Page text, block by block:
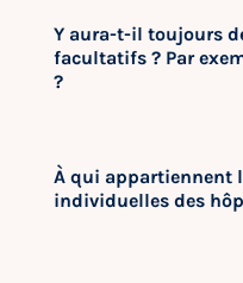
Y aura-t-il toujours
facultatifs ? Par
?
À qui appartiennent
individuelles des